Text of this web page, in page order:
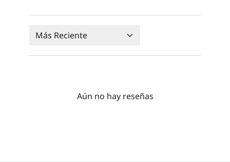
Más Reciente
Aún no hay reseñas